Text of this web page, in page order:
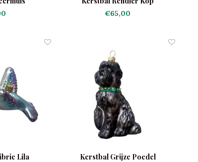
€65,00
Lila Kerstbal Grijze Poedel